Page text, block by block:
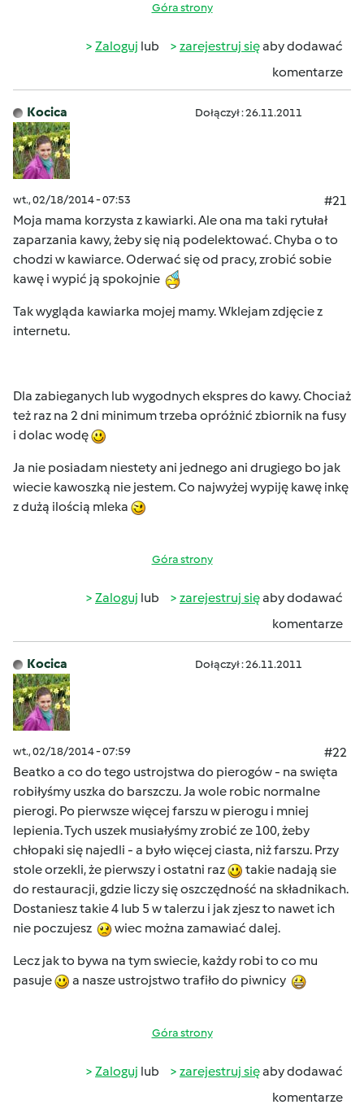
Góra strony
Zaloguj lub zarejestruj sięaby dodawać
komentarze
Kocica Dołączył : 26.11.2011
wt., 02/18/2014 - 07:53
#21
Moja mama korzysta z kawiarki. Ale ona ma taki rytułał
zaparzania kawy, żeby się nią podelektować. Chyba o to
chodzi w kawiarce. Oderwać się od pracy, zrobić sobie
kawę i wypić ją spokojnie
Tak wygląda kawiarka mojej mamy. Wklejam zdjęcie z
internetu.
Dla zabieganych lub wygodnych ekspres do kawy. Chociaż
też raz na 2 dni minimum trzeba opróżnić zbiornik na fusy
i dolac wodę
Ja nie posiadam niestety ani jednego ani drugiego bo jak
wiecie kawoszką nie jestem. Co najwyżej wypiję kawę inkę
z dużą ilością mleka
Góra strony
Zaloguj lub zarejestruj sięaby dodawać
komentarze
Kocica Dołączył : 26.11.2011
wt., 02/18/2014 - 07:59
#22
Beatko a co do tego ustrojstwa do pierogów - na swięta
robiłyśmy uszka do barszczu. Ja wole robic normalne
pierogi. Po pierwsze więcej farszu w pierogu i mniej
lepienia. Tych uszek musiałyśmy zrobić ze 100, żeby
chłopaki się najedli - a było więcej ciasta, niż farszu. Przy
stole orzekli, że pierwszy i ostatni raz
takie nadają sie
do restauracji, gdzie liczy się oszczędność na składnikach.
Dostaniesz takie 4 lub 5 w talerzu i jak zjesz to nawet ich
nie poczujesz
wiec można zamawiać dalej.
Lecz jak to bywa na tym swiecie, każdy robi to co mu
pasuje
a nasze ustrojstwo trafiło do piwnicy
Góra strony
Zaloguj lub zarejestruj sięaby dodawać
komentarze